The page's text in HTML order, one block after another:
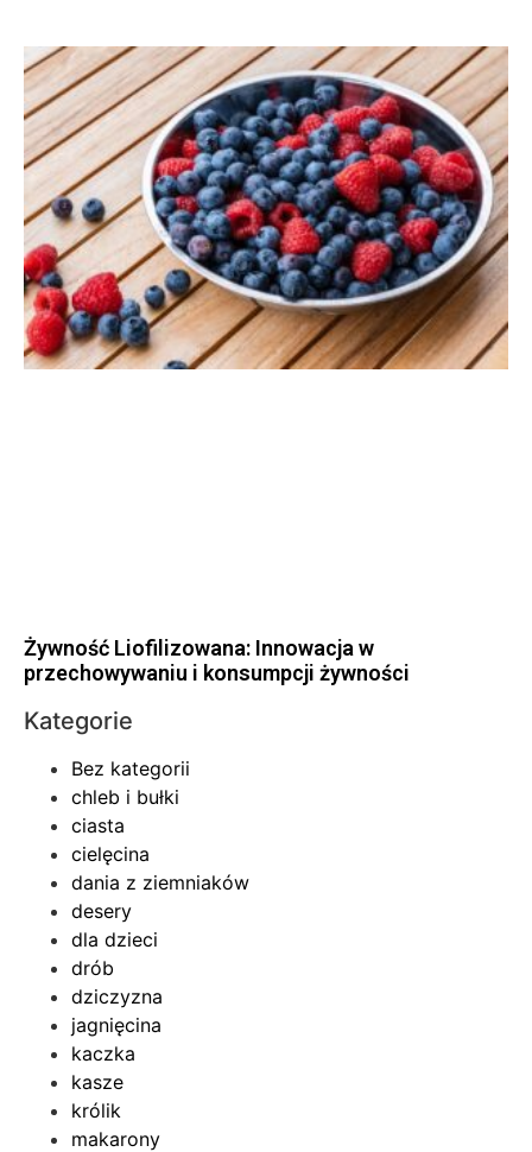
Żywność Liofilizowana: Innowacja w
przechowywaniu i konsumpcji żywności
Kategorie
Bez kategorii
chleb i bułki
ciasta
cielęcina
dania z ziemniaków
desery
dla dzieci
drób
dziczyzna
jagnięcina
kaczka
kasze
królik
makarony